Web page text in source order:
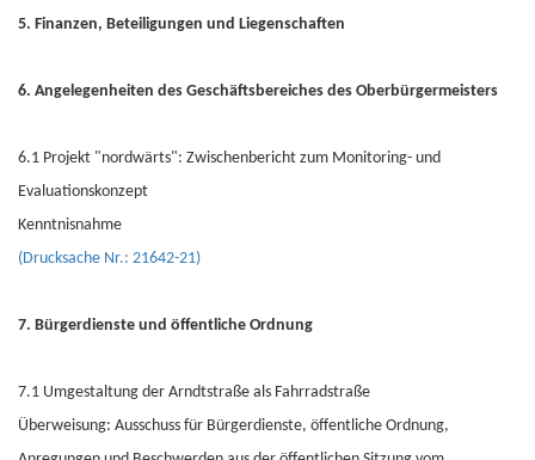
5. Finanzen, Beteiligungen und Liegenschaften
6. Angelegenheiten des Geschäftsbereiches des Oberbürgermeisters
6.1 Projekt "nordwärts": Zwischenbericht zum Monitoring- und
Evaluationskonzept
Kenntnisnahme
(Drucksache Nr.: 21642-21)
7. Bürgerdienste und öffentliche Ordnung
7.1 Umgestaltung der Arndtstraße als Fahrradstraße
Überweisung: Ausschuss für Bürgerdienste, öffentliche Ordnung,